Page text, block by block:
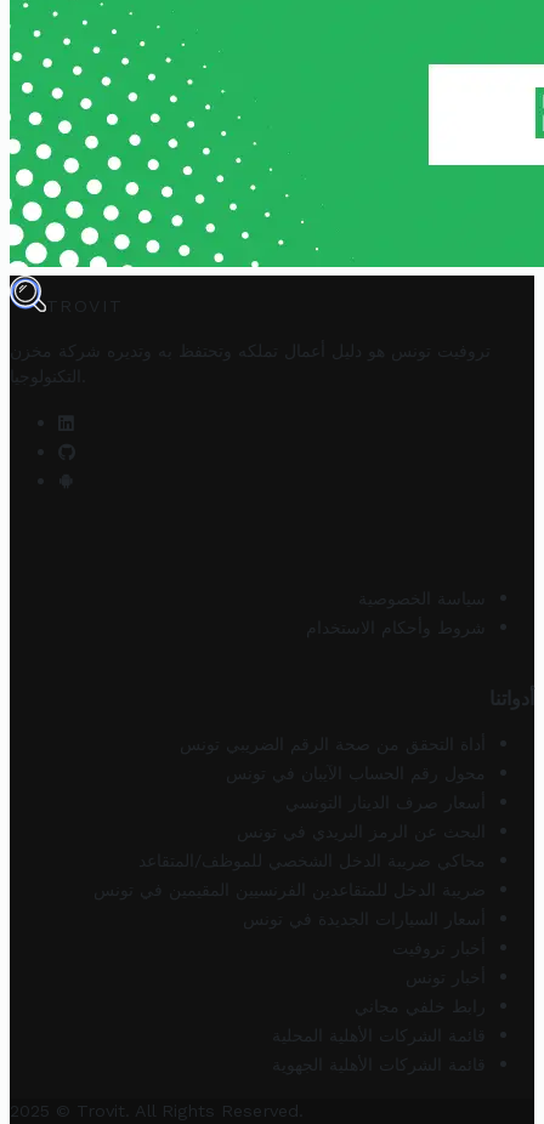
TROVIT
تروفيت تونس هو دليل أعمال تملكه وتحتفظ به وتديره
شركة مخزن
التكنولوجيا
سياسة الخصوصية
شروط وأحكام الاستخدام
أدواتنا
أداة التحقق من صحة الرقم الضريبي تونس
محول رقم الحساب الآيبان في تونس
أسعار صرف الدينار التونسي
البحث عن الرمز البريدي في تونس
محاكي ضريبة الدخل الشخصي للموظف/المتقاعد
ضريبة الدخل للمتقاعدين الفرنسيين المقيمين في تونس
أسعار السيارات الجديدة في تونس
أخبار تروفيت
أخبار تونس
رابط خلفي مجاني
قائمة الشركات الأهلية المحلية
قائمة الشركات الأهلية الجهوية
2025 © Trovit. All Rights Reserved.